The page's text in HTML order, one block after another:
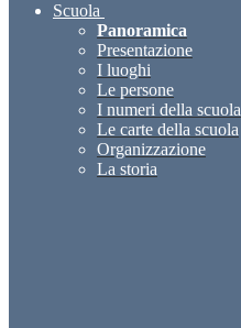
Scuola
Panoramica
Presentazione
I luoghi
Le persone
I numeri della scuola
Le carte della scuola
Organizzazione
La storia